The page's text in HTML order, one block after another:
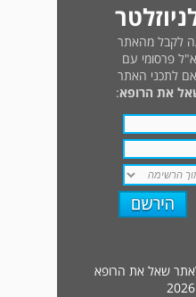
ה לקבל מהאתר
פרסומי עם
לתכני האתר
:
שאל את הרופא